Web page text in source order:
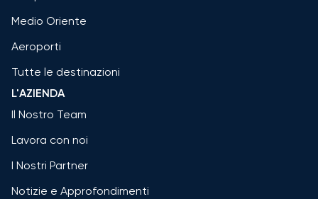
Medio Oriente
Aeroporti
Tutte le destinazioni
L'AZIENDA
Il Nostro Team
Lavora con noi
I Nostri Partner
Notizie e Approfondimenti